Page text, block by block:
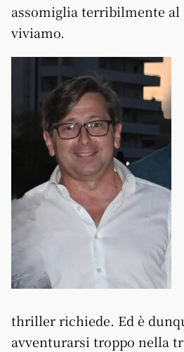
assomiglia terribilmente al
viviamo.
thriller richiede. Ed è
avventurarsi troppo nella